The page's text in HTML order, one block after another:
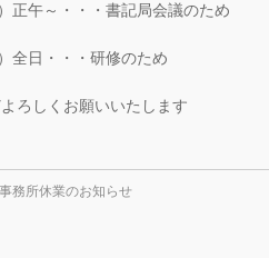
正午～・・・書記局会議のため
全日・・・研修のため
ろしくお願いいたします
務所休業のお知らせ